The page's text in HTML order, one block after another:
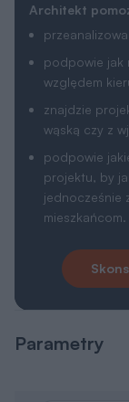
Architekt
podpowie jak
względem
znajdzie
wąską czy z
podpowie
projektu, by
jednocześnie
mieszkańcom.
Parametry